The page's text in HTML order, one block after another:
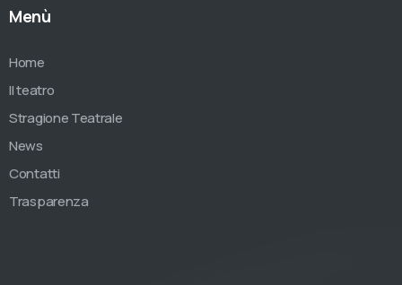
Menù
Home
Il teatro
Stragione Teatrale
News
Contatti
Trasparenza